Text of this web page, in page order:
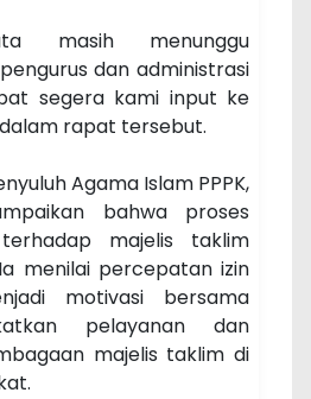
masih menunggu
dan administrasi
segera kami input ke
rapat tersebut.
Agama Islam PPPK,
bahwa proses
majelis taklim
menilai percepatan izin
motivasi bersama
pelayanan dan
majelis taklim di